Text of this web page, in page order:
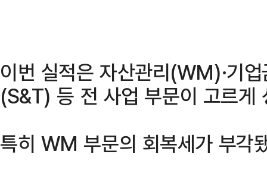
이번 실적은 자산관리(WM)·기
(S&T) 등 전 사업 부문이 고르게
특히 WM 부문의 회복세가 부각